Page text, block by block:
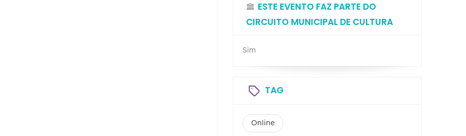
ESTE EVENTO FAZ PARTE DO
CIRCUITO MUNICIPAL DE CULTURA
Sim
TAG
Online